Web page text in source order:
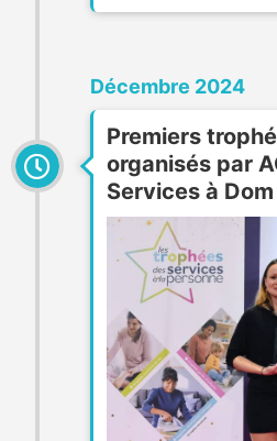
Décembre 2024
Premiers
organisés par
Services à Dom